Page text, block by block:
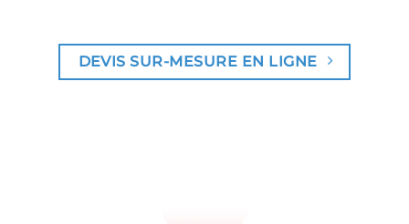
DEVIS SUR-MESURE EN LIGNE